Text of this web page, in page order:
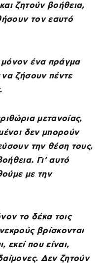
ζητούν βοήθεια,
τον εαυτό
ένα πράγμα
ζήσουν πέντε
μετανοίας,
δεν μπορούν
την θέση τους,
Γι’ αυτό
με την
το δέκα τοις
βρίσκονται
εκεί που είναι,
Δεν ζητούν